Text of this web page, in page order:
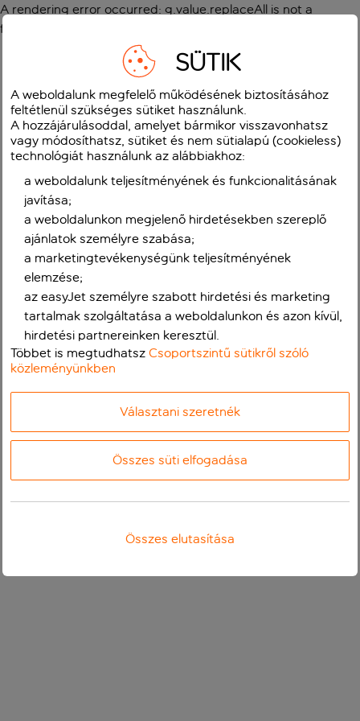
A rendering error occurred: g.value.replaceAll is not a
function
SÜTIK
A weboldalunk megfelelő működésének biztosításához
feltétlenül szükséges sütiket használunk.
A hozzájárulásoddal, amelyet bármikor visszavonhatsz
vagy módosíthatsz, sütiket és nem sütialapú (cookieless)
technológiát használunk az alábbiakhoz:
a weboldalunk teljesítményének és funkcionalitásának
javítása;
a weboldalunkon megjelenő hirdetésekben szereplő
ajánlatok személyre szabása;
a marketingtevékenységünk teljesítményének
elemzése;
az easyJet személyre szabott hirdetési és marketing
tartalmak szolgáltatása a weboldalunkon és azon kívül,
hirdetési partnereinken keresztül.
Többet is megtudhatszCsoportszintű sütikről szóló
közleményünkben
Választani szeretnék
Összes süti elfogadása
Összes elutasítása